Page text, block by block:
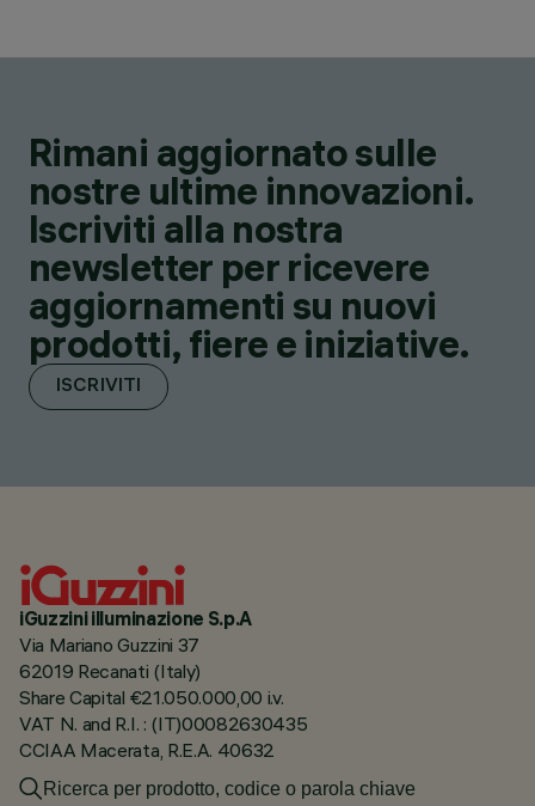
Rimani aggiornato sulle
nostre ultime innovazioni.
Iscriviti alla nostra
newsletter per ricevere
aggiornamenti su nuovi
prodotti, fiere e iniziative.
ISCRIVITI
iGuzzini illuminazione S.p.A
Via Mariano Guzzini 37
62019 Recanati (Italy)
Share Capital €21.050.000,00 i.v.
VAT N. and R.I. : (IT)00082630435
CCIAA Macerata, R.E.A. 40632